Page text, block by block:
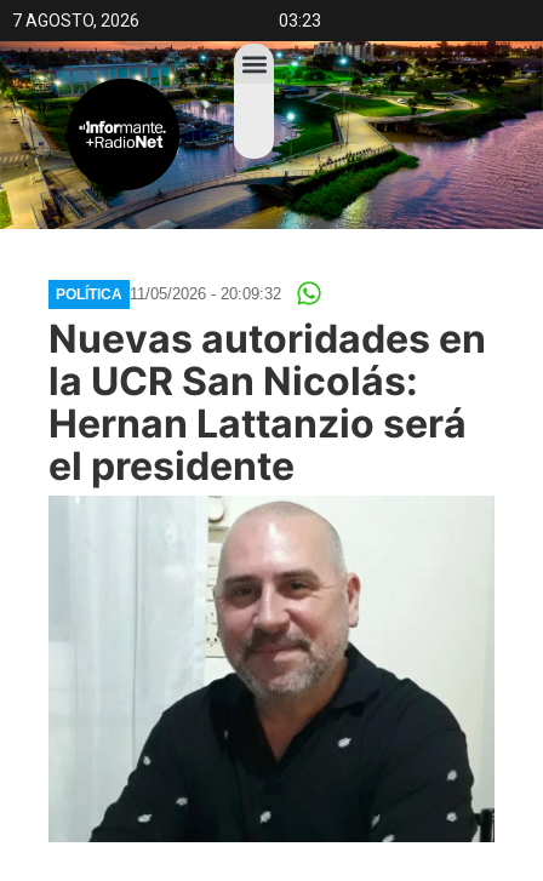
7 AGOSTO, 2026 03:23
POLÍTICA 11/05/2026 - 20:09:32
Nuevas autoridades en
la UCR San Nicolás:
Hernan Lattanzio será
el presidente